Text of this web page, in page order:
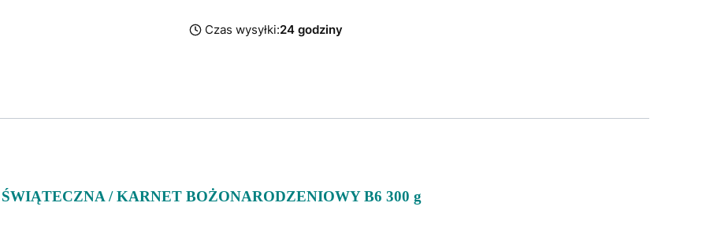
Czas wysyłki:24 godziny
/ KARNET BOŻONARODZENIOWY B6 300 g